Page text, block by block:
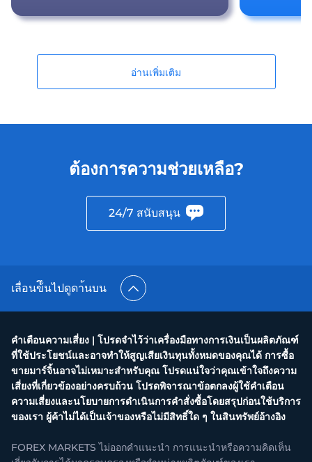
อ่านเพิ่มเติม
ต้องการความช่วยเหลือ?
24/7 สนับสนุน
เลื่อนข้ึนไปดูดา้นบน
คำเตือนความเสี่ยง | โปรดจำไว้ว่าเครื่องมือทางการเงินเป็นผลิตภัณฑ์
ที่ใช้ประโยชน์และอาจทำให้สูญเสียเงินทุนทั้งหมดของคุณได้ การซื้อ
ขายมาร์จิ้นอาจไม่เหมาะสำหรับคุณ โปรดแน่ใจว่าคุณเข้าใจถึงความ
เสี่ยงที่เกี่ยวข้องอย่างครบถ้วน โปรดพิจารณาข้อตกลงผู้ใช้คำเตือน
ความเสี่ยงและนโยบายการดำเนินการคำสั่งซื้อโดยสรุปก่อนใช้บริการ
ของเรา ผู้ค้าไม่ได้เป็นเจ้าของหรือไม่มีสิทธิ์ใด ๆ ในสินทรัพย์อ้างอิง
FOREX MARKETS ไม่ออกคำแนะนำ การแนะนำหรือความคิดเห็น